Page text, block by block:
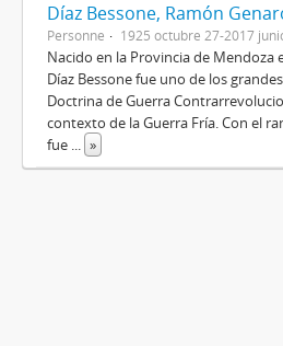
Díaz Bessone, Ramón
Personne 1925 octubre 27-2017
Nacido en la Provincia de Mendoza
Díaz Bessone fue uno de los
Doctrina de Guerra
contexto de la Guerra Fría. Con el
fue ... »